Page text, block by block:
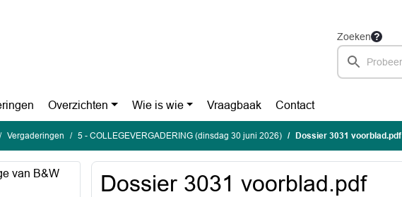
Zoeken
Overzichten Wie is wie Vraagbaak Contact
Vergaderingen 5 - COLLEGEVERGADERING (dinsdag 30 juni 2026) Dossier 3031 voorblad.pdf
van B&W
Dossier 3031 voorblad.pdf